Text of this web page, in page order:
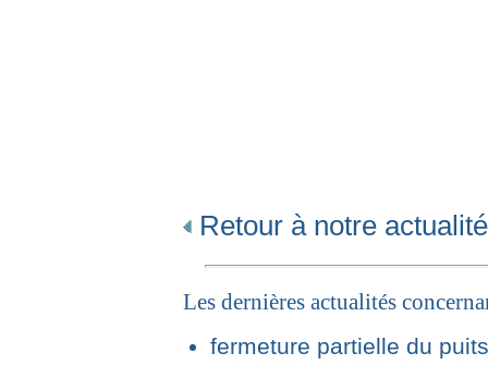
Retour à notre actualité
Les dernières actualités
fermeture partielle du